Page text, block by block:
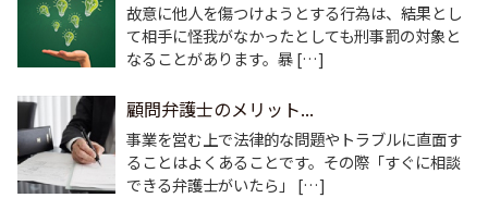
故意に他人を傷つけようとする行為は、結果とし
て相手に怪我がなかったとしても刑事罰の対象と
なることがあります。暴 […]
顧問弁護士のメリット...
事業を営む上で法律的な問題やトラブルに直面す
ることはよくあることです。その際「すぐに相談
できる弁護士がいたら」 […]